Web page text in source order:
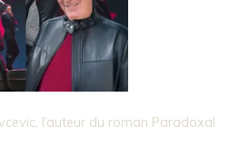
l’auteur du roman Paradoxal